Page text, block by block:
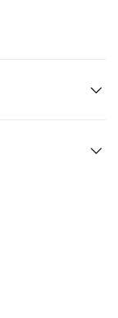
так как оно